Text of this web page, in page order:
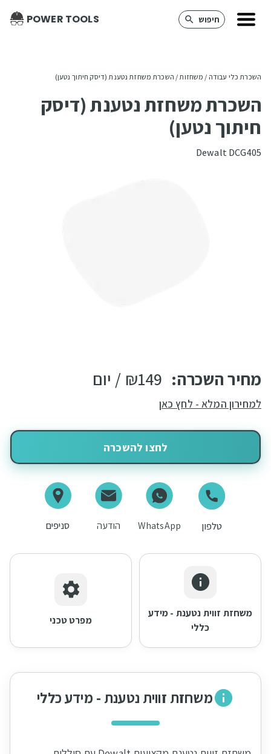
חיפוש POWER TOOLS
השכרת כלי עבודה / משחזות / השכרת משחזת נטענת (דיסק חיתוך נטען)
השכרת משחזת נטענת (דיסק
חיתוך נטען)
Dewalt DCG405
מחיר השכרה: ₪149 / יום
למחירון המלא - לחץ כאן
לחצו להשכרה
טלפון WhatsApp הודעה סניפים
משחזת זווית נטענת - מידע
כללי
מפרט טכני
משחזת זווית נטענת - מידע כללי